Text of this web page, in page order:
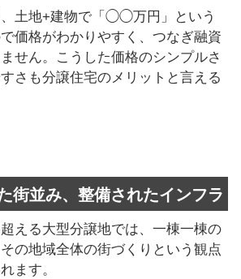
土地+建物で「◯◯万円」という
価格がわかりやすく、つなぎ融資
せん。こうした価格のシンプルさ
さも分譲住宅のメリットと言える
街並み、整備されたインフラ
える大型分譲地では、一棟一棟の
の地域全体の街づくりという観点
ます。